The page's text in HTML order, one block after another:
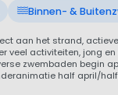
Wikipedia
Binnen- &
aan het strand,
veel activiteiten, jong en
zwembaden begin
half april/